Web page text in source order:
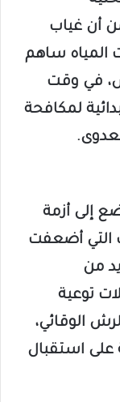
أن غياب
المياه ساهم
في وقت
لمكافحة
إلى أزمة
التي أضعفت
من
توعية
الوقائي،
على استقبال